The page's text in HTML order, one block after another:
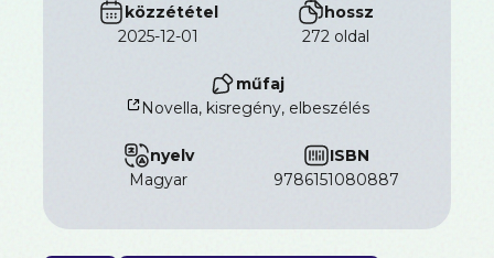
Emmán már-már úrrá lesz a csalódottság, amikor
egy jóképű idegen kopog be hozzá…
közzététel
2025-12-01
hossz
272 oldal
műfaj
Novella, kisregény, elbeszélés
nyelv
magyar
ISBN
9786151080887